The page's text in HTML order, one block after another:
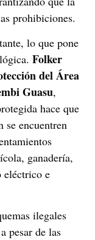
prohibiciones.
lo que pone
Folker
del Área
Guasu,
hace que
se encuentren
ganadería,
eléctrico e
ilegales
pesar de las